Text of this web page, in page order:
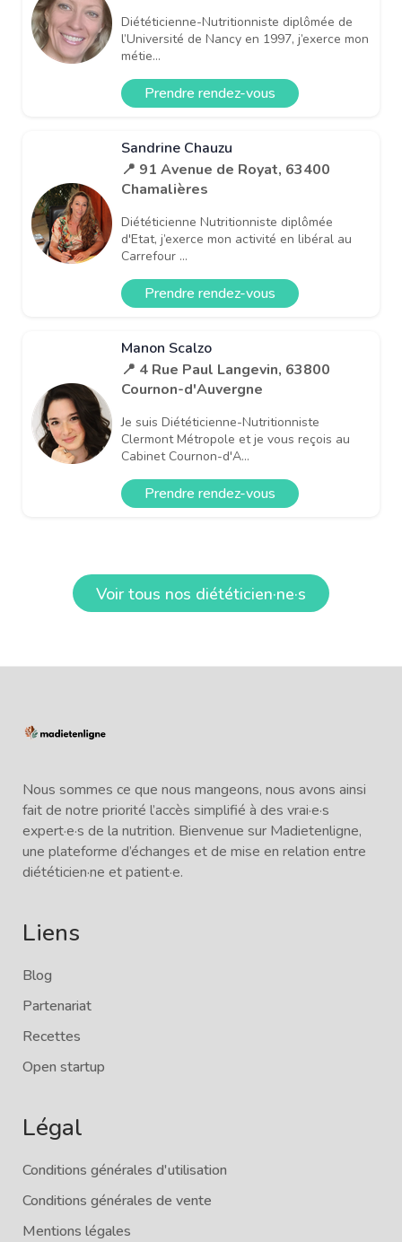
Diététicienne-Nutritionniste diplômée de
l’Université de Nancy en 1997, j’exerce mon
métie...
Prendre rendez-vous
Sandrine Chauzu
📍 91 Avenue de Royat, 63400
Chamalières
Diététicienne Nutritionniste diplômée
d'Etat, j’exerce mon activité en libéral au
Carrefour ...
Prendre rendez-vous
Manon Scalzo
📍 4 Rue Paul Langevin, 63800
Cournon-d'Auvergne
Je suis Diététicienne-Nutritionniste
Clermont Métropole et je vous reçois au
Cabinet Cournon-d'A...
Prendre rendez-vous
Voir tous nos diététicien·ne·s
Nous sommes ce que nous mangeons, nous avons ainsi
fait de notre priorité l’accès simplifié à des vrai·e·s
expert·e·s de la nutrition. Bienvenue sur Madietenligne,
une plateforme d’échanges et de mise en relation entre
diététicien·ne et patient·e.
Liens
Blog
Partenariat
Recettes
Open startup
Légal
Conditions générales d'utilisation
Conditions générales de vente
Mentions légales